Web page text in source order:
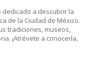
dedicado a descubrir la
de la Ciudad de México.
tradiciones, museos,
¡Atrévete a conocerla,